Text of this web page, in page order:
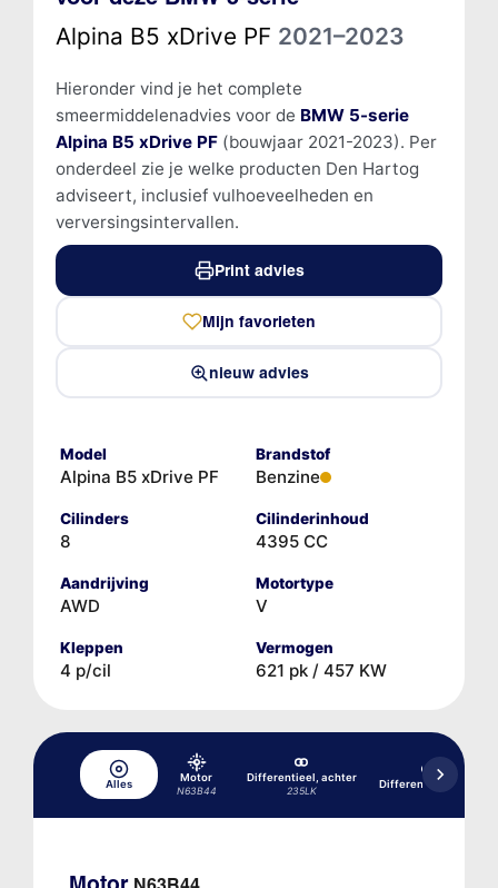
Alpina B5 xDrive PF 2021–2023
Hieronder vind je het complete
smeermiddelenadvies voor de BMW 5-serie
Alpina B5 xDrive PF(bouwjaar 2021-2023). Per
onderdeel zie je welke producten Den Hartog
adviseert, inclusief vulhoeveelheden en
verversingsintervallen.
Print advies
Mijn favorieten
nieuw advies
Model
Alpina B5 xDrive PF
Brandstof
Benzine
Cilinders
8
Cilinderinhoud
4395 CC
Aandrijving
AWD
Motortype
V
Kleppen
4 p/cil
Vermogen
621 pk / 457 KW
Alles
Motor
N63B44
Differentieel, achter
235LK
Differentieel, voor